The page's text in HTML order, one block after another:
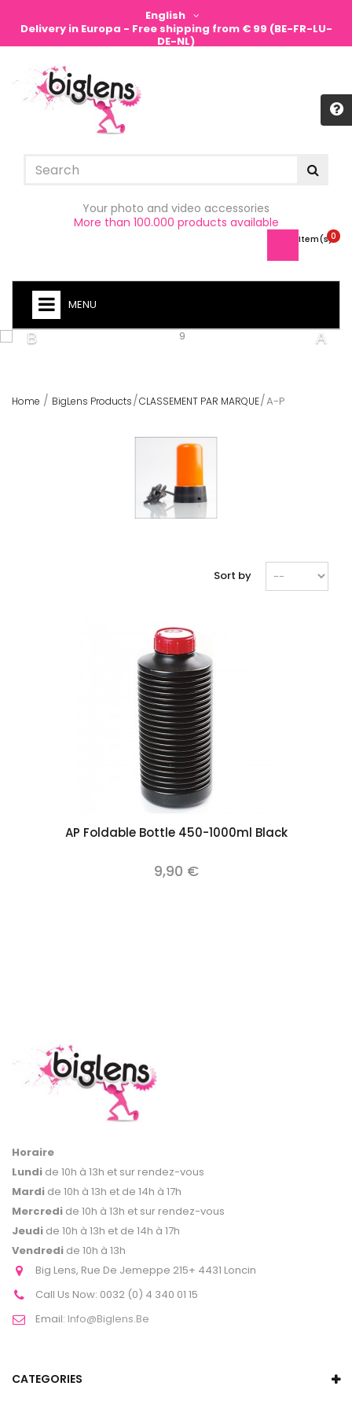
English
Delivery in Europa - Free shipping from € 99 (BE-FR-LU-
DE-NL)
Your photo and video accessories
More than 100.000 products available
0
Item(s) -
MENU
Home BigLens Products CLASSEMENT PAR MARQUE A-P
Sort by
AP Foldable Bottle 450-1000ml Black
9,90 €
Horaire
Lundi de 10h à 13h et sur rendez-vous
Mardi de 10h à 13h et de 14h à 17h
Mercredi de 10h à 13h et sur rendez-vous
Jeudi de 10h à 13h et de 14h à 17h
Vendredi de 10h à 13h
Big Lens, Rue De Jemeppe 215+ 4431 Loncin
Call Us Now: 0032 (0) 4 340 01 15
Email: Info@biglens.be
CATEGORIES